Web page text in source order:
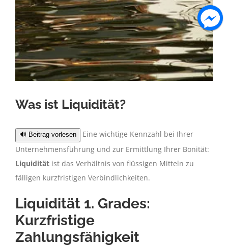
Was ist Liquidität?
🔊 Beitrag vorlesen
Eine wichtige Kennzahl bei Ihrer
Unternehmensführung und zur Ermittlung Ihrer Bonität:
Liquidität ist das Verhältnis von flüssigen Mitteln zu
fälligen kurzfristigen Verbindlichkeiten.
Liquidität 1. Grades:
Kurzfristige
Zahlungsfähigkeit